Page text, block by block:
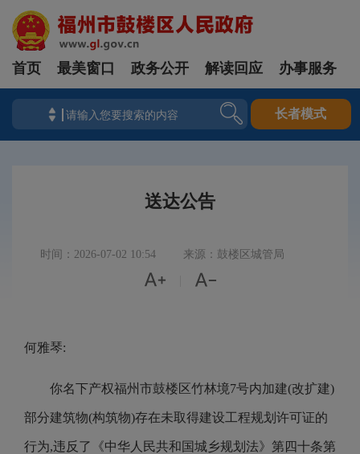
首页 最美窗口 政务公开 解读回应 办事服务
长者模式
送达公告
时间：2026-07-02 10:54 来源：鼓楼区城管局
 
何雅琴:
你名下产权福州市鼓楼区竹林境7号内加建(改扩建)
部分建筑物(构筑物)存在未取得建设工程规划许可证的
行为,违反了《中华人民共和国城乡规划法》第四十条第